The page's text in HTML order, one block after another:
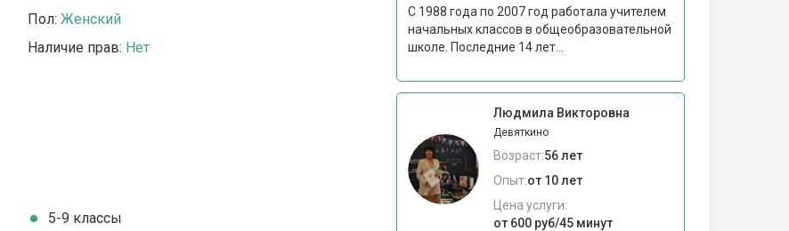
Пол: Женский
Наличие прав: Нет
5-9 классы
С 1988 года по 2007 год работала учителем
начальных классов в общеобразовательной
школе. Последние 14 лет...
Людмила Викторовна
Девяткино
Возраст:56 лет
Опыт:от 10 лет
Цена услуги:
от 600 руб/45 минут